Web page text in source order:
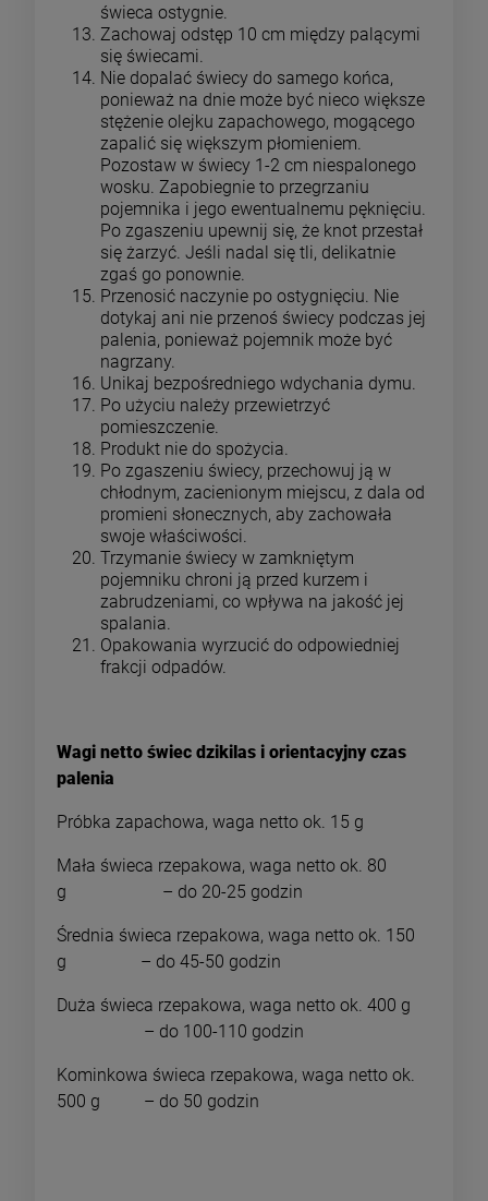
świeca ostygnie.
Zachowaj odstęp 10 cm między palącymi
się świecami.
Nie dopalać świecy do samego końca,
ponieważ na dnie może być nieco większe
stężenie olejku zapachowego, mogącego
zapalić się większym płomieniem.
Pozostaw w świecy 1-2 cm niespalonego
wosku. Zapobiegnie to przegrzaniu
pojemnika i jego ewentualnemu pęknięciu.
Po zgaszeniu upewnij się, że knot przestał
się żarzyć. Jeśli nadal się tli, delikatnie
zgaś go ponownie.
Przenosić naczynie po ostygnięciu. Nie
dotykaj ani nie przenoś świecy podczas jej
palenia, ponieważ pojemnik może być
nagrzany.
Unikaj bezpośredniego wdychania dymu.
Po użyciu należy przewietrzyć
pomieszczenie.
Produkt nie do spożycia.
Po zgaszeniu świecy, przechowuj ją w
chłodnym, zacienionym miejscu, z dala od
promieni słonecznych, aby zachowała
swoje właściwości.
Trzymanie świecy w zamkniętym
pojemniku chroni ją przed kurzem i
zabrudzeniami, co wpływa na jakość jej
spalania.
Opakowania wyrzucić do odpowiedniej
frakcji odpadów.
Wagi netto świec dzikilas i orientacyjny czas
palenia
Próbka zapachowa, waga netto ok. 15 g
Mała świeca rzepakowa, waga netto ok. 80
g – do 20-25 godzin
Średnia świeca rzepakowa, waga netto ok. 150
g – do 45-50 godzin
Duża świeca rzepakowa, waga netto ok. 400 g
– do 100-110 godzin
Kominkowa świeca rzepakowa, waga netto ok.
500 g – do 50 godzin